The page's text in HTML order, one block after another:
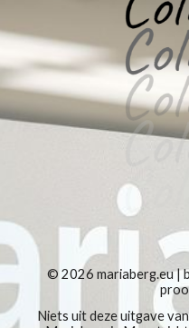
© 2026 mariaberg.eu|
Niets uit deze uitgave